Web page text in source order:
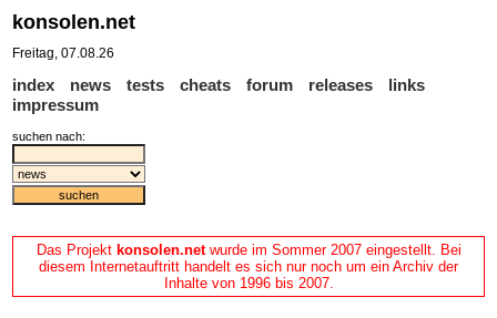
Das Projekt konsolen.netwurde im Sommer 2007 eingestellt. Bei
diesem Internetauftritt handelt es sich nur noch um ein Archiv der
Inhalte von 1996 bis 2007.
konsolen.net
Freitag, 07.08.26
index news tests cheats forum releases
links
impressum
suchen nach: